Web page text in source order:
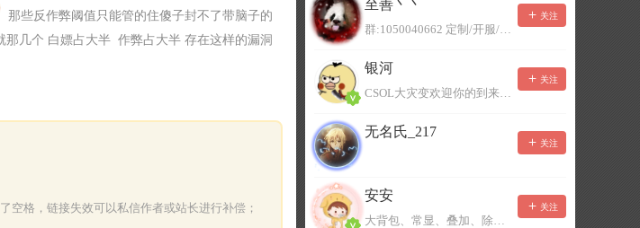
那些反作弊阈值只能管的住傻子封不了带脑子的
几个 白嫖占大半 作弊占大半 存在这样的漏洞
空格，链接失效可以私信作者或站长进行补偿；
至善丶丶
群:1050040662 定制/开服/地图制作/价格公道
关注
银河
CSOL大灾变欢迎你的到来。QQ群：967780922
关注
无名氏_217
关注
安安
大背包、常显、叠加、除草树，唯一作者QQ383125283
关注